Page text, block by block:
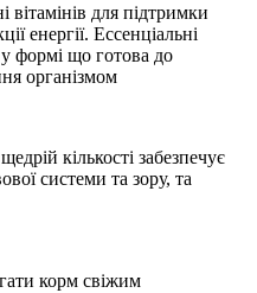
вітамінів для підтримки
енергії. Ессенціальні
формі що готова до
організмом
кількості забезпечує
системи та зору, та
корм свіжим